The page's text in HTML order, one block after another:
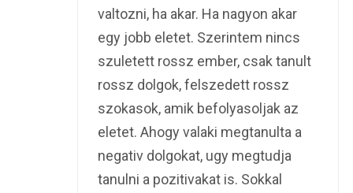
valtozni, ha akar. Ha nagyon akar
egy jobb eletet. Szerintem nincs
szuletett rossz ember, csak tanult
rossz dolgok, felszedett rossz
szokasok, amik befolyasoljak az
eletet. Ahogy valaki megtanulta a
negativ dolgokat, ugy megtudja
tanulni a pozitivakat is. Sokkal